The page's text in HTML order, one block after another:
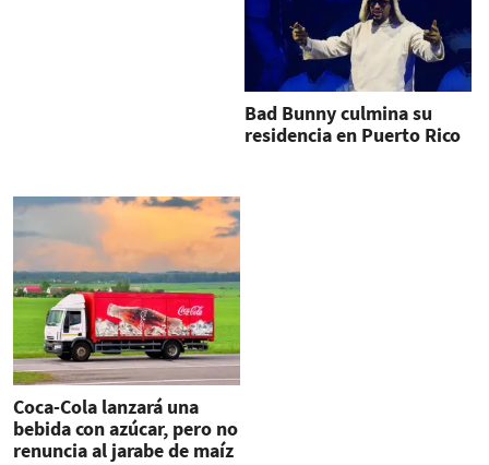
Bad Bunny culmina su
residencia en Puerto Rico
Coca-Cola lanzará una
bebida con azúcar, pero no
renuncia al jarabe de maíz